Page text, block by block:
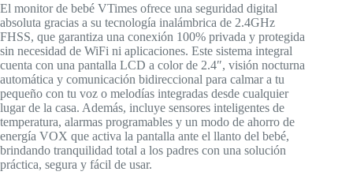
El monitor de bebé VTimes ofrece una seguridad digital
absoluta gracias a su tecnología inalámbrica de 2.4GHz
FHSS, que garantiza una conexión 100% privada y protegida
sin necesidad de WiFi ni aplicaciones. Este sistema integral
cuenta con una pantalla LCD a color de 2.4″, visión nocturna
automática y comunicación bidireccional para calmar a tu
pequeño con tu voz o melodías integradas desde cualquier
lugar de la casa. Además, incluye sensores inteligentes de
temperatura, alarmas programables y un modo de ahorro de
energía VOX que activa la pantalla ante el llanto del bebé,
brindando tranquilidad total a los padres con una solución
práctica, segura y fácil de usar.